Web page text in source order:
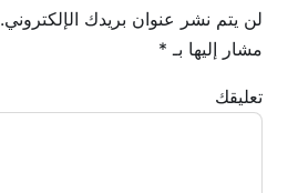
لن يتم نشر عنوان بريدك الإلكتروني.
مشار إليها بـ *
تعليقك